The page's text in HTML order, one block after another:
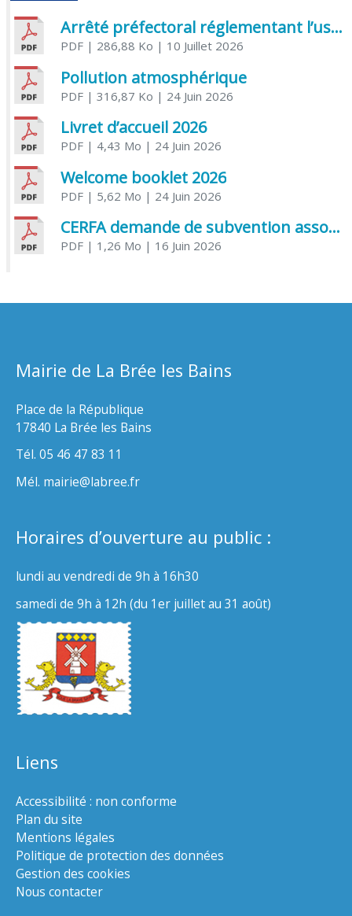
Arrêté préfectoral réglementant l’usage de l’eau
PDF| 286,88 Ko | 10 Juillet 2026
Pollution atmosphérique
PDF| 316,87 Ko | 24 Juin 2026
Livret d’accueil 2026
PDF| 4,43 Mo | 24 Juin 2026
Welcome booklet 2026
PDF| 5,62 Mo | 24 Juin 2026
CERFA demande de subvention association
PDF| 1,26 Mo | 16 Juin 2026
Mairie de La Brée les Bains
Place de la République
17840 La Brée les Bains
Tél. 05 46 47 83 11
Mél. mairie@labree.fr
Horaires d’ouverture au public :
lundi au vendredi de 9h à 16h30
samedi de 9h à 12h (du 1er juillet au 31 août)
Liens
Accessibilité : non conforme
Plan du site
Mentions légales
Politique de protection des données
Gestion des cookies
Nous contacter